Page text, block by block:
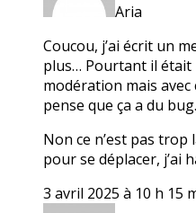
Aria
Coucou, j’ai écrit un
plus… Pourtant il était
modération mais avec
pense que ça a du
Non ce n’est pas trop
pour se déplacer, j’ai
3 avril 2025 à 10 h 15